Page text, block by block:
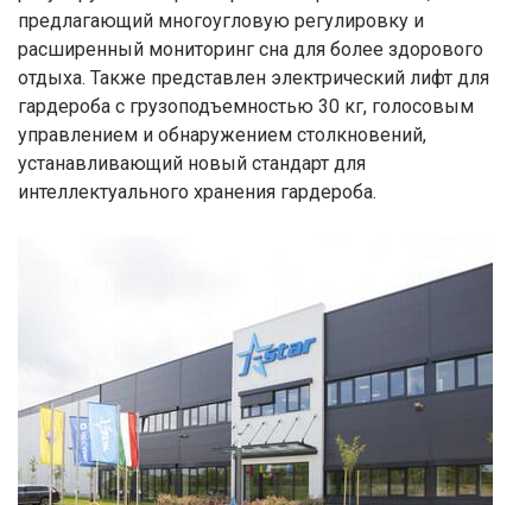
предлагающий многоугловую регулировку и
расширенный мониторинг сна для более здорового
отдыха. Также представлен электрический лифт для
гардероба с грузоподъемностью 30 кг, голосовым
управлением и обнаружением столкновений,
устанавливающий новый стандарт для
интеллектуального хранения гардероба.